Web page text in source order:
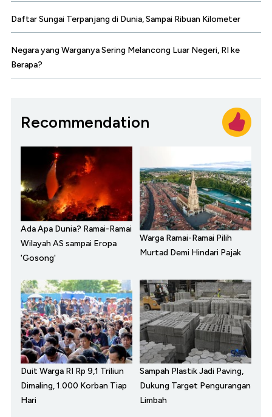
Daftar Sungai Terpanjang di Dunia, Sampai Ribuan Kilometer
Negara yang Warganya Sering Melancong Luar Negeri, RI ke
Berapa?
Recommendation
Ada Apa Dunia? Ramai-Ramai
Wilayah AS sampai Eropa
'Gosong'
Warga Ramai-Ramai Pilih
Murtad Demi Hindari Pajak
Duit Warga RI Rp 9,1 Triliun
Dimaling, 1.000 Korban Tiap
Hari
Sampah Plastik Jadi Paving,
Dukung Target Pengurangan
Limbah